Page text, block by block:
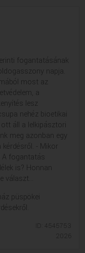
fogantatásának
napja.
most az
a
lesz
nehéz bioetikai
áll a lelkipásztori
meg azonban egy
- Mikor
A fogantatás
is? Honnan
püspökei
ID: 4545753